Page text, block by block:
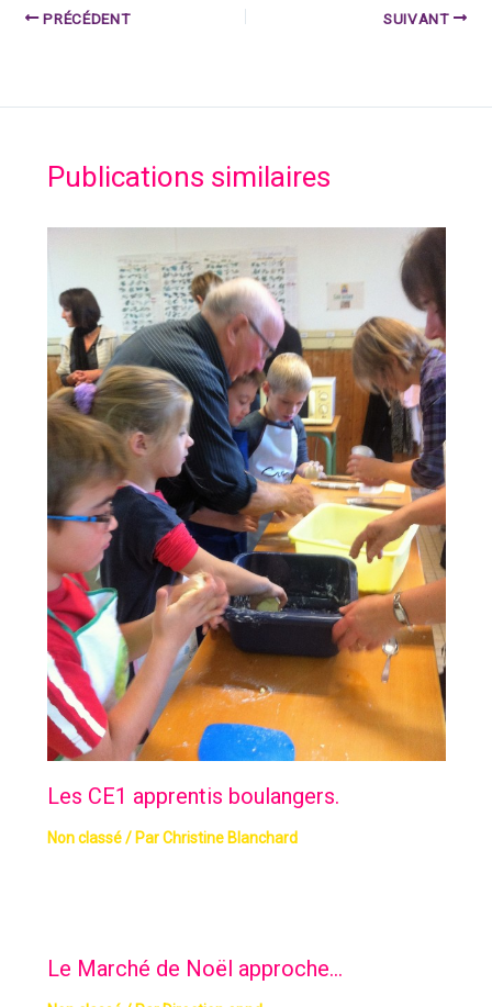
PRÉCÉDENT SUIVANT
Publications similaires
Les CE1 apprentis boulangers.
Non classé/ ParChristine Blanchard
Le Marché de Noël approche…